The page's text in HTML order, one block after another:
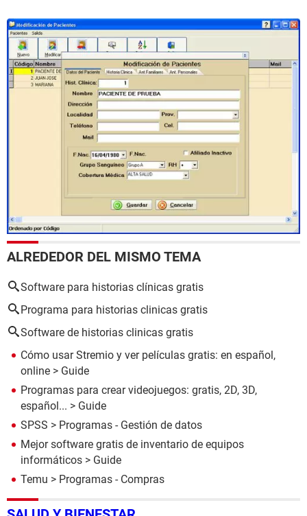
ALREDEDOR DEL MISMO TEMA
Software para historias clínicas gratis
Programa para historias clinicas gratis
Software de historias clinicas gratis
Cómo usar Stremio y ver películas gratis: en español,
online > Guide
Programas para crear videojuegos: gratis, 2D, 3D,
español... > Guide
SPSS > Programas - Gestión de datos
Mejor software gratis de inventario de equipos
informáticos > Guide
Temu > Programas - Compras